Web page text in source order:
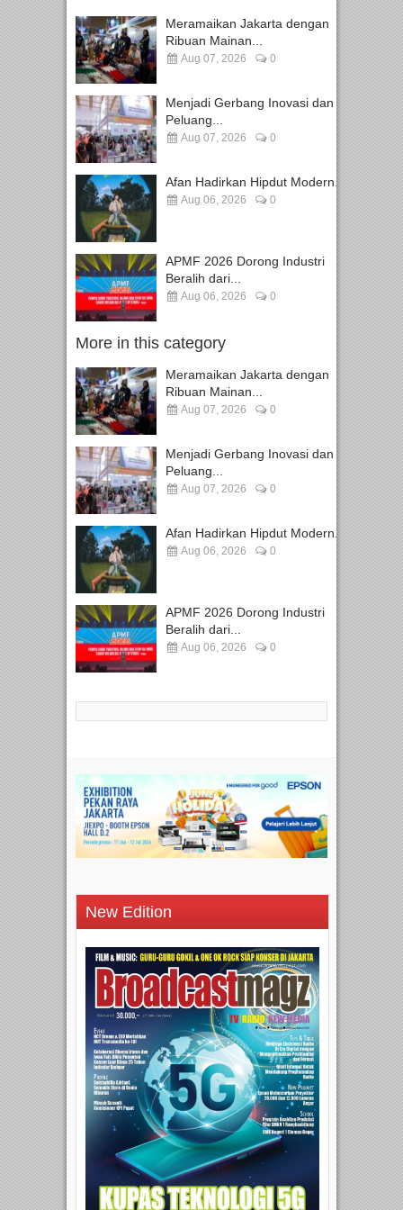
Meramaikan Jakarta dengan
Ribuan Mainan...
Aug 07, 2026 0
Menjadi Gerbang Inovasi dan
Peluang...
Aug 07, 2026 0
Afan Hadirkan Hipdut Modern...
Aug 06, 2026 0
APMF 2026 Dorong Industri
Beralih dari...
Aug 06, 2026 0
More in this category
Meramaikan Jakarta dengan
Ribuan Mainan...
Aug 07, 2026 0
Menjadi Gerbang Inovasi dan
Peluang...
Aug 07, 2026 0
Afan Hadirkan Hipdut Modern...
Aug 06, 2026 0
APMF 2026 Dorong Industri
Beralih dari...
Aug 06, 2026 0
New Edition